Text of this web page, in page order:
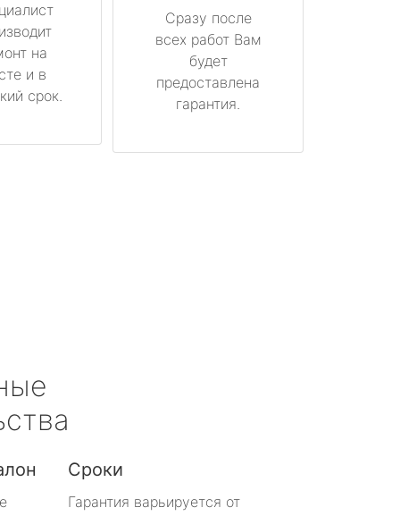
на
и в
срок.
Сразу после
всех работ Вам
будет
предоставлена
гарантия.
Сроки
Гарантия варьируется от